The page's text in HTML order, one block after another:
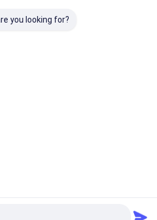
you looking for?